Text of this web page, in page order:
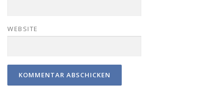
WEBSITE